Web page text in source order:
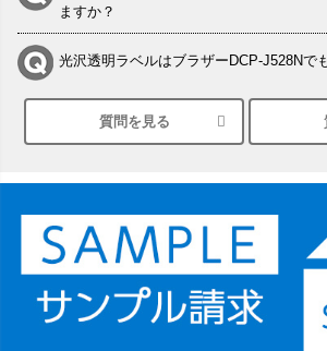
ますか？
光沢透明ラベルはブラザーDCP-J528Nで
シルバーペーパーにEPSON EP-30VAで
SC-P8050に対応してますか
塩ビのロール紙で離型紙が透明の商品はあ
つや消し半透明ラベルのロールタイプは
質問を見る